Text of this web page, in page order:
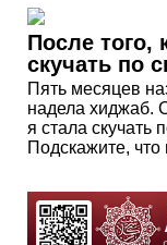
После того,
скучать по
Пять месяцев
надела хиджаб.
я стала скучать
Подскажите, что